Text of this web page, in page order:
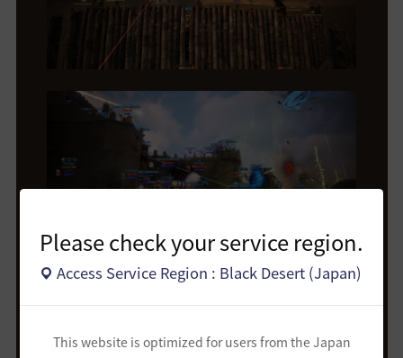
Please check your service region.
Access Service Region : Black Desert (Japan)
This website is optimized for users from the Japan